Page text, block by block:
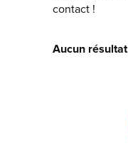
contact !
Aucun résultat